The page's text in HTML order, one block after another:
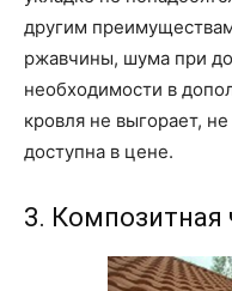
другим
ржавчины, шума при
необходимости в
кровля не выгорает,
доступна в цене.
3. Композитная